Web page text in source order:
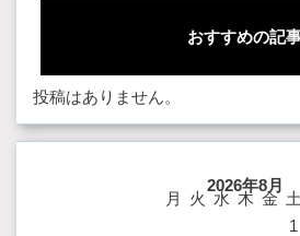
おすすめの記
投稿はありません。
2026年8月
月 火 水 木 金 土
1